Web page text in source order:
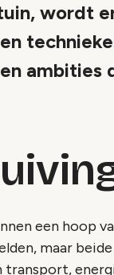
wordt
ambities
een hoop
maar